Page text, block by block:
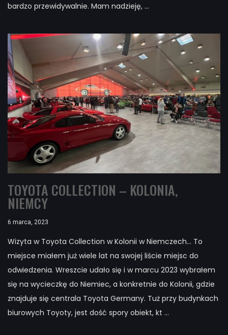
bardzo przewidywalnie. Mam nadzieję, ...
TOYOTA COLLECTION – KOLONIA,
NIEMCY
6 marca, 2023
Wizyta w Toyota Collection w Kolonii w Niemczech... To
miejsce miałem już wiele lat na swojej liście miejsc do
odwiedzenia. Wreszcie udało się i w marcu 2023 wybrałem
się na wycieczkę do Niemiec, a konkretnie do Kolonii, gdzie
znajduje się centrala Toyota Germany. Tuż przy budynkach
biurowych Toyoty, jest dość spory obiekt, kt ...